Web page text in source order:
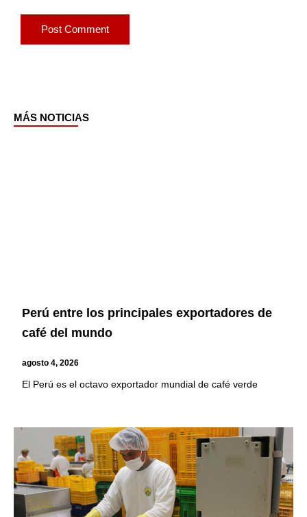
MÁS NOTICIAS
Perú entre los principales exportadores de
café del mundo
agosto 4, 2026
El Perú es el octavo exportador mundial de café verde